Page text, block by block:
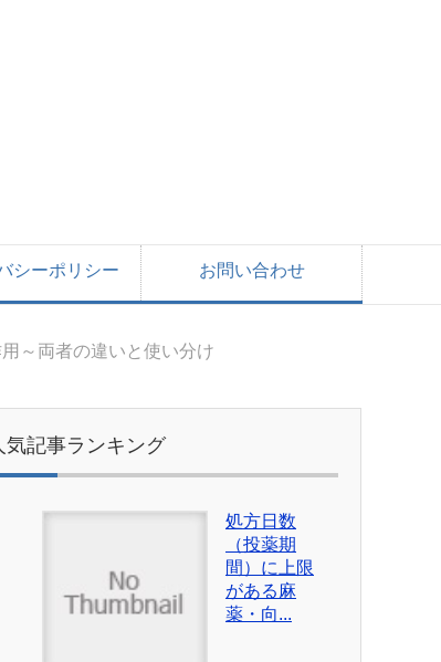
シーポリシー お問い合わせ
～両者の違いと使い分け
気記事ランキング
処方日数
（投薬期
間）に上限
がある麻
薬・向...